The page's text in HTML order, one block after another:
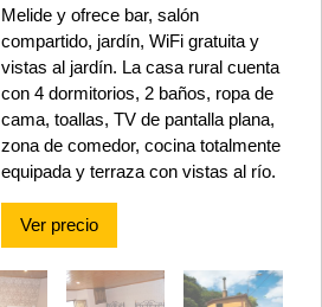
Melide y ofrece bar, salón
compartido, jardín, WiFi gratuita y
vistas al jardín. La casa rural cuenta
con 4 dormitorios, 2 baños, ropa de
cama, toallas, TV de pantalla plana,
zona de comedor, cocina totalmente
equipada y terraza con vistas al río.
Ver precio